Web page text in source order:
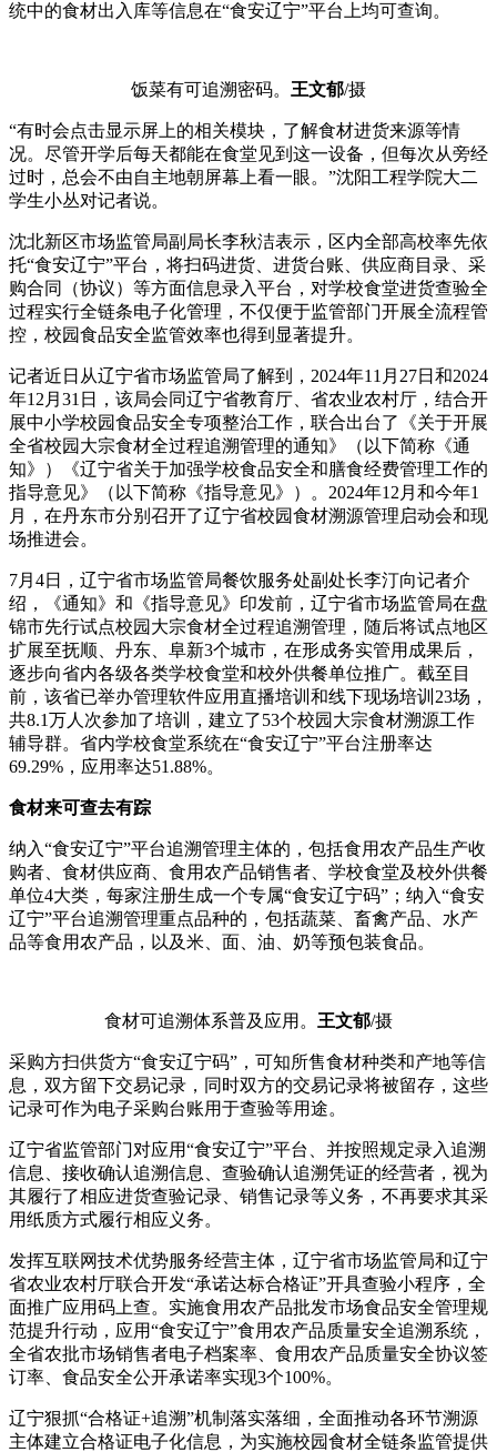
统中的食材出入库等信息在“食安辽宁”平台上均可查询。
饭菜有可追溯密码。 王文郁/摄
“有时会点击显示屏上的相关模块，了解食材进货来源等情
况。尽管开学后每天都能在食堂见到这一设备，但每次从旁经
过时，总会不由自主地朝屏幕上看一眼。”沈阳工程学院大二
学生小丛对记者说。
沈北新区市场监管局副局长李秋洁表示，区内全部高校率先依
托“食安辽宁”平台，将扫码进货、进货台账、供应商目录、采
购合同（协议）等方面信息录入平台，对学校食堂进货查验全
过程实行全链条电子化管理，不仅便于监管部门开展全流程管
控，校园食品安全监管效率也得到显著提升。
记者近日从辽宁省市场监管局了解到，2024年11月27日和2024
年12月31日，该局会同辽宁省教育厅、省农业农村厅，结合开
展中小学校园食品安全专项整治工作，联合出台了《关于开展
全省校园大宗食材全过程追溯管理的通知》（以下简称《通
知》）《辽宁省关于加强学校食品安全和膳食经费管理工作的
指导意见》（以下简称《指导意见》）。2024年12月和今年1
月，在丹东市分别召开了辽宁省校园食材溯源管理启动会和现
场推进会。
7月4日，辽宁省市场监管局餐饮服务处副处长李汀向记者介
绍，《通知》和《指导意见》印发前，辽宁省市场监管局在盘
锦市先行试点校园大宗食材全过程追溯管理，随后将试点地区
扩展至抚顺、丹东、阜新3个城市，在形成务实管用成果后，
逐步向省内各级各类学校食堂和校外供餐单位推广。截至目
前，该省已举办管理软件应用直播培训和线下现场培训23场，
共8.1万人次参加了培训，建立了53个校园大宗食材溯源工作
辅导群。省内学校食堂系统在“食安辽宁”平台注册率达
69.29%，应用率达51.88%。
食材来可查去有踪
纳入“食安辽宁”平台追溯管理主体的，包括食用农产品生产收
购者、食材供应商、食用农产品销售者、学校食堂及校外供餐
单位4大类，每家注册生成一个专属“食安辽宁码”；纳入“食安
辽宁”平台追溯管理重点品种的，包括蔬菜、畜禽产品、水产
品等食用农产品，以及米、面、油、奶等预包装食品。
食材可追溯体系普及应用。 王文郁/摄
采购方扫供货方“食安辽宁码”，可知所售食材种类和产地等信
息，双方留下交易记录，同时双方的交易记录将被留存，这些
记录可作为电子采购台账用于查验等用途。
辽宁省监管部门对应用“食安辽宁”平台、并按照规定录入追溯
信息、接收确认追溯信息、查验确认追溯凭证的经营者，视为
其履行了相应进货查验记录、销售记录等义务，不再要求其采
用纸质方式履行相应义务。
发挥互联网技术优势服务经营主体，辽宁省市场监管局和辽宁
省农业农村厅联合开发“承诺达标合格证”开具查验小程序，全
面推广应用码上查。实施食用农产品批发市场食品安全管理规
范提升行动，应用“食安辽宁”食用农产品质量安全追溯系统，
全省农批市场销售者电子档案率、食用农产品质量安全协议签
订率、食品安全公开承诺率实现3个100%。
辽宁狠抓“合格证+追溯”机制落实落细，全面推动各环节溯源
主体建立合格证电子化信息，为实施校园食材全链条监管提供